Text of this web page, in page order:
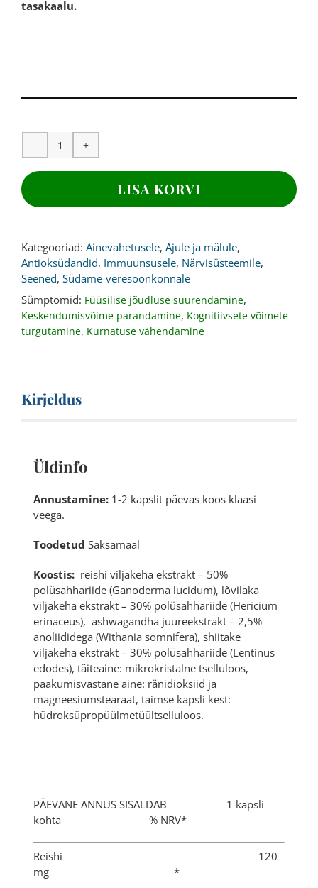
tasakaalu.
SEENEKOMPLEKS,
LISA KORVI
Kategooriad: Ainevahetusele, Ajule ja mälule,
Antioksüdandid, Immuunsusele, Närvisüsteemile,
Seened, Südame-veresoonkonnale
Sümptomid: Füüsilise jõudluse suurendamine,
Keskendumisvõime parandamine, Kognitiivsete võimete
turgutamine, Kurnatuse vähendamine
Kirjeldus
Üldinfo
Annustamine:1-2 kapslit päevas koos klaasi
veega.
Toodetud Saksamaal
Koostis: reishi viljakeha ekstrakt – 50%
polüsahhariide (Ganoderma lucidum), lõvilaka
viljakeha ekstrakt – 30% polüsahhariide (Hericium
erinaceus), ashwagandha juureekstrakt – 2,5%
anoliididega (Withania somnifera), shiitake
viljakeha ekstrakt – 30% polüsahhariide (Lentinus
edodes), täiteaine: mikrokristalne tselluloos,
paakumisvastane aine: ränidioksiid ja
magneesiumstearaat, taimse kapsli kest:
hüdroksüpropüülmetüültselluloos.
PÄEVANE ANNUS SISALDAB 1 kapsli
kohta % NRV*
Reishi 120
mg *